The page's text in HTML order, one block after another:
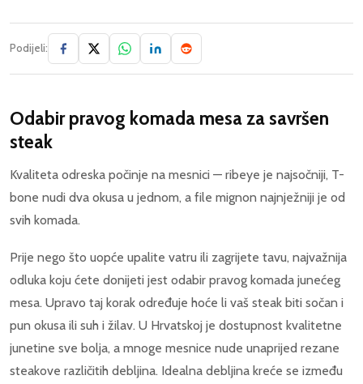
Podijeli:
Odabir pravog komada mesa za savršen
steak
Kvaliteta odreska počinje na mesnici — ribeye je najsočniji, T-
bone nudi dva okusa u jednom, a file mignon najnježniji je od
svih komada.
Prije nego što uopće upalite vatru ili zagrijete tavu, najvažnija
odluka koju ćete donijeti jest odabir pravog komada junećeg
mesa. Upravo taj korak određuje hoće li vaš steak biti sočan i
pun okusa ili suh i žilav. U Hrvatskoj je dostupnost kvalitetne
junetine sve bolja, a mnoge mesnice nude unaprijed rezane
steakove različitih debljina. Idealna debljina kreće se između